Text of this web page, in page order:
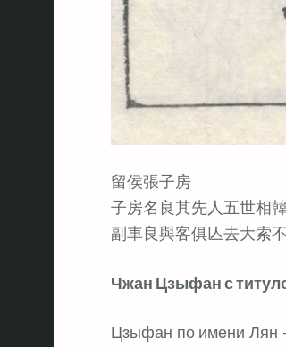
留侯張子房
子房名良其先人五世相
副車良與客俱亾去大索
Чжан Цзыфан с
Цзыфан по имени Лян